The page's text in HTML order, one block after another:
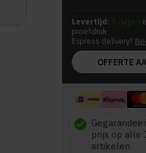
Levertijd: 5 dagen
proefdruk
Express delivery?
OFFERTE
check
prijs op alle
artikelen